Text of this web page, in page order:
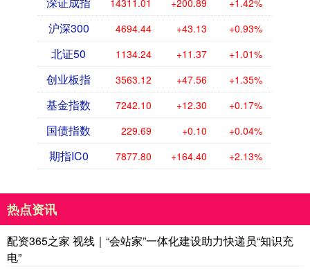
沪深300 4694.44 +43.13 +0.93%
北证50 1134.24 +11.37 +1.01%
创业板指 3563.12 +47.56 +1.35%
基金指数 7242.10 +12.30 +0.17%
国债指数 229.69 +0.10 +0.04%
期指IC0 7877.80 +164.40 +2.13%
热点资讯
配资365之家 视线｜“会站家”一体化建设助力快递员“知识充
电”